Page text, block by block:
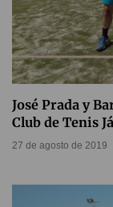
José Prada y
Club de Tenis
27 de agosto de 2019